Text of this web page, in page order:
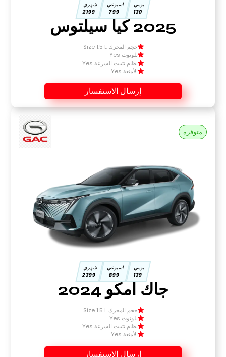
يومي
130
اسبوعي
799
شهري
2199
2025 كيا سيلتوس
حجم المحرك Size 1.5 L
بلوتوث Yes
نظام تثبيت السرعة Yes
الأمتعة Yes
إرسال الاستفسار
متوفرة
يومي
139
اسبوعي
899
شهري
2399
جاك امكو 2024
حجم المحرك Size 1.5 L
بلوتوث Yes
نظام تثبيت السرعة Yes
الأمتعة Yes
إرسال الاستفسار